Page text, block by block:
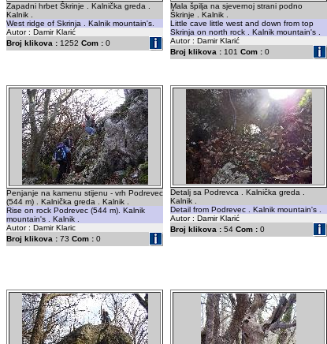
Zapadni hrbet Škrinje . Kalnička greda .
Kalnik .
West ridge of Skrinja . Kalnik mountain's.
Autor : Damir Klarić
Broj klikova : 1252 Com : 0
Mala špilja na sjevernoj strani podno
Škrinje . Kalnik .
Little cave little west and down from top
Skrinja on north rock . Kalnik mountain's .
Autor : Damir Klarić
Broj klikova : 101 Com : 0
Penjanje na kamenu stijenu - vrh Podrevec
(544 m) . Kalnička greda . Kalnik .
Rise on rock Podrevec (544 m). Kalnik
mountain's . Kalnik .
Autor : Damir Klaric
Broj klikova : 73 Com : 0
Detalj sa Podrevca . Kalnička greda .
Kalnik .
Detail from Podrevec . Kalnik mountain's .
Autor : Damir Klarić
Broj klikova : 54 Com : 0